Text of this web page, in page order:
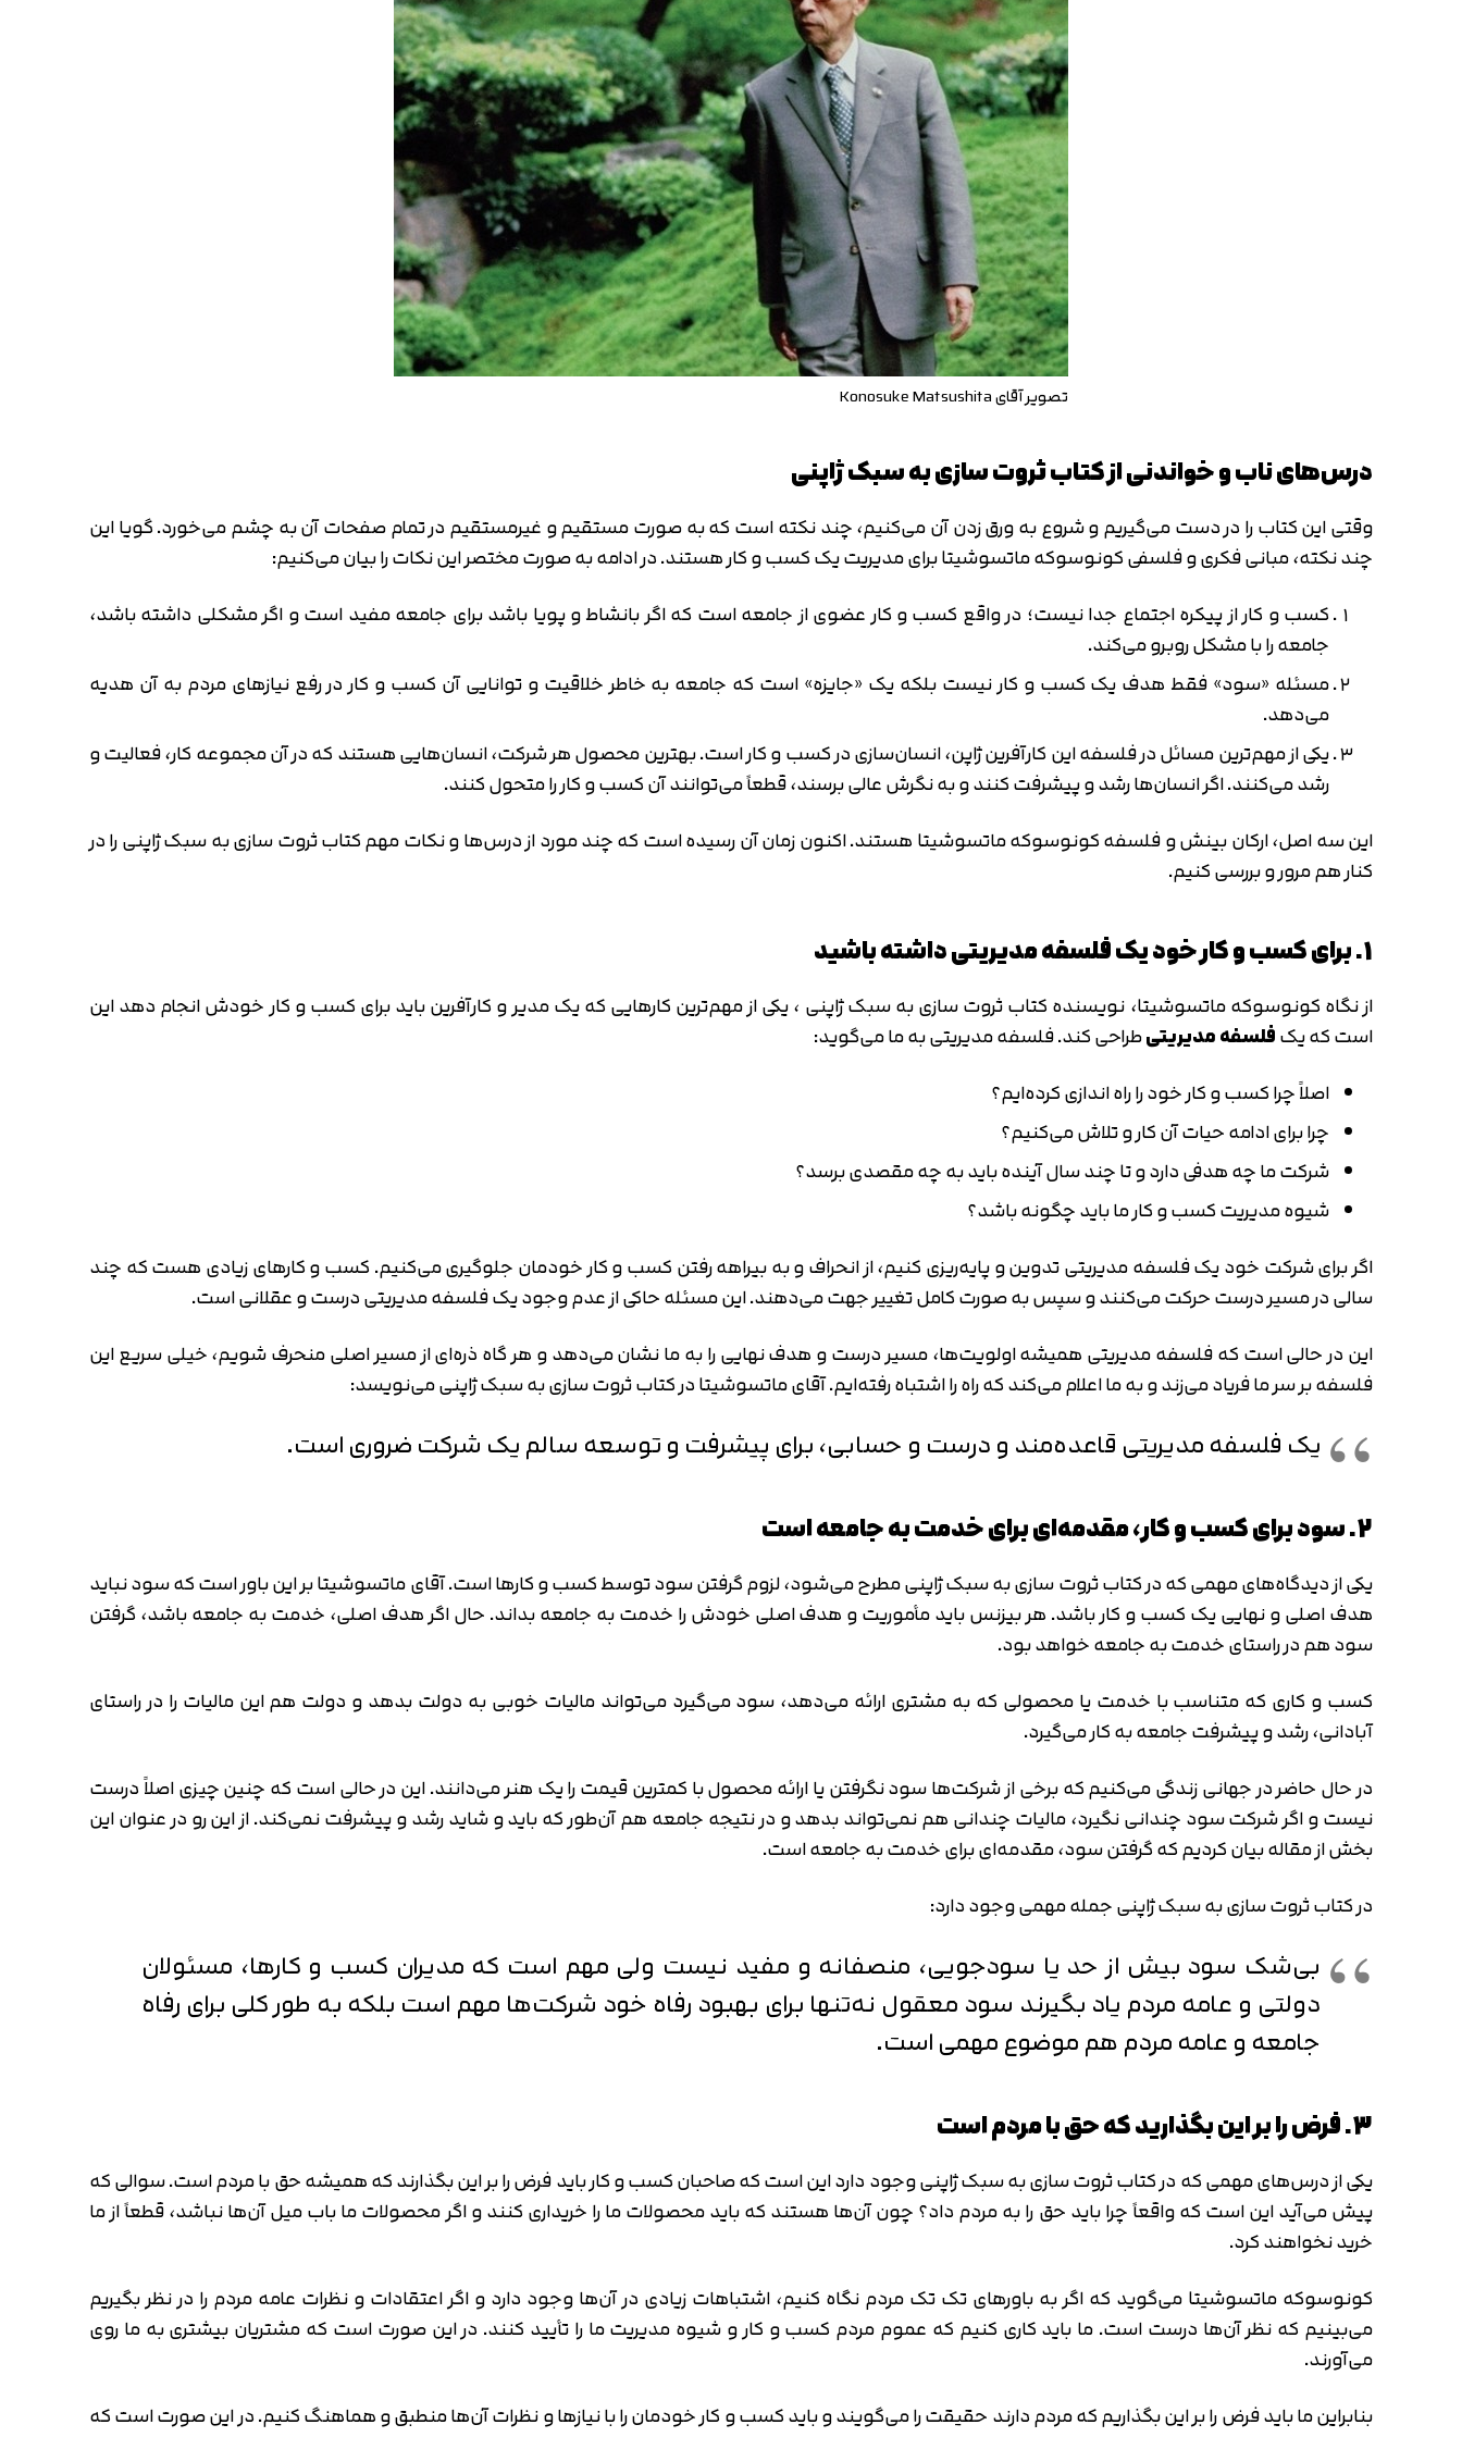
تصویر آقای Konosuke Matsushita
درس‌های ناب و خواندنی از کتاب ثروت سازی به سبک ژاپنی
وقتی این کتاب را در دست می‌گیریم و شروع به ورق زدن آن می‌کنیم، چند نکته است که به صورت مستقیم و غیرمستقیم در تمام صفحات آن به چشم می‌‎خورد. گویا این
چند نکته، مبانی فکری و فلسفی کونوسوکه ماتسوشیتا برای مدیریت یک کسب و کار هستند. در ادامه به صورت مختصر این نکات را بیان می‌کنیم:
کسب و کار از پیکره اجتماع جدا نیست؛ در واقع کسب و کار عضوی از جامعه است که اگر بانشاط و پویا باشد برای جامعه مفید است و اگر مشکلی داشته باشد،
جامعه را با مشکل روبرو می‌کند.
مسئله «سود» فقط هدف یک کسب و کار نیست بلکه یک «جایزه» است که جامعه به خاطر خلاقیت و توانایی آن کسب و کار در رفع نیازهای مردم به آن هدیه
می‌دهد.
یکی از مهم‌ترین مسائل در فلسفه این کارآفرین ژاپن، انسان‌سازی در کسب و کار است. بهترین محصول هر شرکت، انسان‌هایی هستند که در آن مجموعه کار، فعالیت و
رشد می‌کنند. اگر انسان‌ها رشد و پیشرفت کنند و به نگرش عالی برسند، قطعاً می‌توانند آن کسب و کار را متحول کنند.
این سه اصل، ارکان بینش و فلسفه کونوسوکه ماتسوشیتا هستند. اکنون زمان آن رسیده است که چند مورد از درس‌ها و نکات مهم کتاب ثروت سازی به سبک ژاپنی را در
کنار هم مرور و بررسی کنیم.
1. برای کسب و کار خود یک فلسفه مدیریتی داشته باشید
از نگاه کونوسوکه ماتسوشیتا، نویسنده کتاب ثروت سازی به سبک ژاپنی ، یکی از مهم‌ترین کارهایی که یک مدیر و کارآفرین باید برای کسب و کار خودش انجام دهد این
است که یکفلسفه مدیریتیطراحی کند. فلسفه مدیریتی به ما می‌گوید:
اصلاً چرا کسب و کار خود را راه اندازی کرده‌ایم؟
چرا برای ادامه حیات آن کار و تلاش می‌کنیم؟
شرکت ما چه هدفی دارد و تا چند سال آینده باید به چه مقصدی برسد؟
شیوه مدیریت کسب و کار ما باید چگونه باشد؟
اگر برای شرکت خود یک فلسفه مدیریتی تدوین و پایه‌ریزی کنیم، از انحراف و به بیراهه رفتن کسب و کار خودمان جلوگیری می‌کنیم. کسب و کارهای زیادی هست که چند
سالی در مسیر درست حرکت می‌کنند و سپس به صورت کامل تغییر جهت می‌دهند. این مسئله حاکی از عدم وجود یک فلسفه مدیریتی درست و عقلانی است.
این در حالی است که فلسفه مدیریتی همیشه اولویت‌ها، مسیر درست و هدف نهایی را به ما نشان می‌دهد و هر گاه ذره‌ای از مسیر اصلی منحرف شویم، خیلی سریع این
فلسفه بر سر ما فریاد می‌زند و به ما اعلام می‌کند که راه را اشتباه رفته‌ایم. آقای ماتسوشیتا در کتاب ثروت سازی به سبک ژاپنی می‌نویسد:
یک فلسفه مدیریتی قاعده‌مند و درست و حسابی، برای پیشرفت و توسعه سالم یک شرکت ضروری است.
2. سود برای کسب و کار، مقدمه‌ای برای خدمت به جامعه است
یکی از دیدگاه‌های مهمی که در کتاب ثروت سازی به سبک ژاپنی مطرح می‌شود، لزوم گرفتن سود توسط کسب و کارها است. آقای ماتسوشیتا بر این باور است که سود نباید
هدف اصلی و نهایی یک کسب و کار باشد. هر بیزنس باید مأموریت و هدف اصلی خودش را خدمت به جامعه بداند. حال اگر هدف اصلی، خدمت به جامعه باشد، گرفتن
سود هم در راستای خدمت به جامعه خواهد بود.
کسب و کاری که متناسب با خدمت یا محصولی که به مشتری ارائه می‌دهد، سود می‌گیرد می‌تواند مالیات خوبی به دولت بدهد و دولت هم این مالیات را در راستای
آبادانی، رشد و پیشرفت جامعه به کار می‌گیرد.
در حال حاضر در جهانی زندگی می‌کنیم که برخی از شرکت‌ها سود نگرفتن یا ارائه محصول با کمترین قیمت را یک هنر می‌دانند. این در حالی است که چنین چیزی اصلاً درست
نیست و اگر شرکت سود چندانی نگیرد، مالیات چندانی هم نمی‌تواند بدهد و در نتیجه جامعه هم آن‌طور که باید و شاید رشد و پیشرفت نمی‌کند. از این رو در عنوان این
بخش از مقاله بیان کردیم که گرفتن سود، مقدمه‌ای برای خدمت به جامعه است.
در کتاب ثروت سازی به سبک ژاپنی جمله مهمی وجود دارد:
بی‌شک سود بیش از حد یا سودجویی، منصفانه و مفید نیست ولی مهم است که مدیران کسب و کارها، مسئولان
دولتی و عامه مردم یاد بگیرند سود معقول نه‌تنها برای بهبود رفاه خود شرکت‌ها مهم است بلکه به طور کلی برای رفاه
جامعه و عامه مردم هم موضوع مهمی است.
3. فرض را بر این بگذارید که حق با مردم است
یکی از درس‌های مهمی که در کتاب ثروت سازی به سبک ژاپنی وجود دارد این است که صاحبان کسب و کار باید فرض را بر این بگذارند که همیشه حق با مردم است. سوالی که
پیش می‌آید این است که واقعاً چرا باید حق را به مردم داد؟ چون آن‌ها هستند که باید محصولات ما را خریداری کنند و اگر محصولات ما باب میل آن‌ها نباشد، قطعاً از ما
خرید نخواهند کرد.
کونوسوکه ماتسوشیتا می‌گوید که اگر به باورهای تک تک مردم نگاه کنیم، اشتباهات زیادی در آن‌ها وجود دارد و اگر اعتقادات و نظرات عامه مردم را در نظر بگیریم
می‌بینیم که نظر آن‌ها درست است. ما باید کاری کنیم که عموم مردم کسب و کار و شیوه مدیریت ما را تأیید کنند. در این صورت است که مشتریان بیشتری به ما روی
می‌آورند.
بنابراین ما باید فرض را بر این بگذاریم که مردم دارند حقیقت را می‌گویند و باید کسب و کار خودمان را با نیازها و نظرات آن‌ها منطبق و هماهنگ کنیم. در این صورت است که
تایید کد